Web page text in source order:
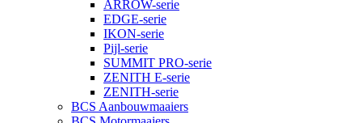
ARROW-serie
EDGE-serie
IKON-serie
Pijl-serie
SUMMIT PRO-serie
ZENITH E-serie
ZENITH-serie
BCS Aanbouwmaaiers